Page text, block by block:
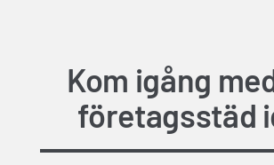
Kom igång
företagsstäd